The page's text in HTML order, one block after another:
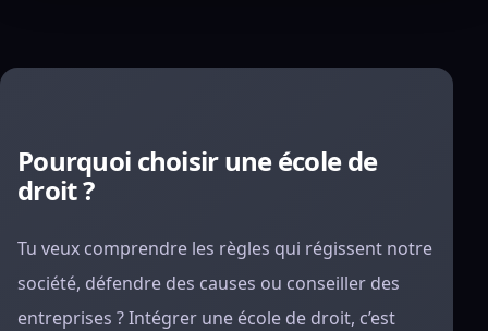
Pourquoi choisir une école de
droit ?
Tu veux comprendre les règles qui régissent notre
société, défendre des causes ou conseiller des
entreprises ? Intégrer une école de droit, c’est